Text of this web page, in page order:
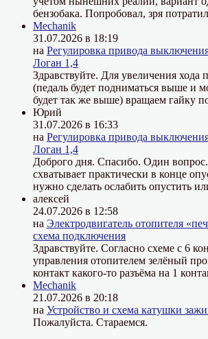
бензобака. Попробовал, зря
Mechanik
31.07.2026 в 18:19
на Регулировка привода
Логан 1,4
Здравствуйте. Для увеличения хода
(педаль будет подниматься выше и
будет так же выше) вращаем гайку
Юрий
31.07.2026 в 16:33
на Регулировка привода
Логан 1,4
Доброго дня. Спасибо. Один
схватывает практически в конце
нужно сделать ослабить опустить
алексей
24.07.2026 в 12:58
на Электродвигатель отопителя
схема подключения
Здравствуйте. Согласно схеме с 6
управления отопителем зелёный
контакт какого-то разъёма на 1
Mechanik
21.07.2026 в 20:18
на Устройство и схема катушки
Пожалуйста. Стараемся.